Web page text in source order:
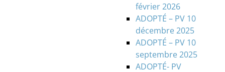
février 2026
ADOPTÉ – PV 10
décembre 2025
ADOPTÉ – PV 10
septembre 2025
ADOPTÉ- PV